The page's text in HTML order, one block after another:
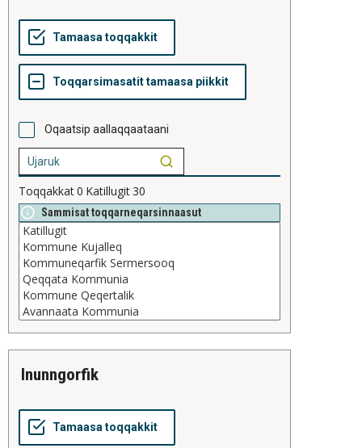
Oqaatsip aallaqqaataani
Toqqakkat0 Katillugit30
Sammisat toqqarneqarsinnaasut
inunngorfik